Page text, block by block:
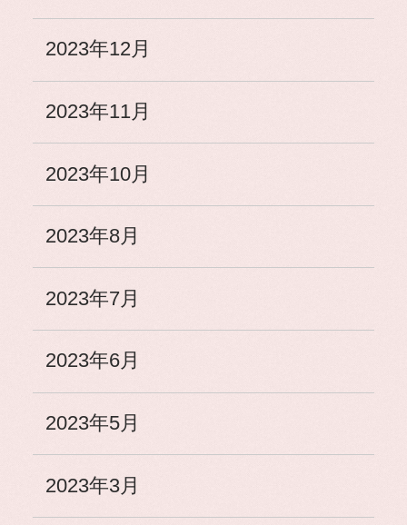
2023年12月
2023年11月
2023年10月
2023年8月
2023年7月
2023年6月
2023年5月
2023年3月